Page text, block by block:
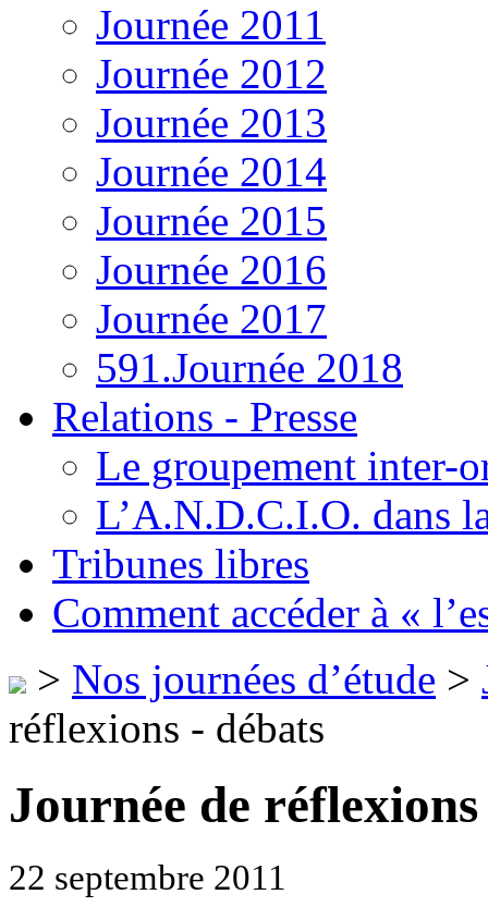
Journée 2011
Journée 2012
Journée 2013
Journée 2014
Journée 2015
Journée 2016
Journée 2017
591.Journée 2018
Relations - Presse
Le groupement inter-
L’A.N.D.C.I.O. dans
Tribunes libres
Comment accéder à «
> Nos journées d’étude >
réflexions - débats
Journée de
22 septembre 2011